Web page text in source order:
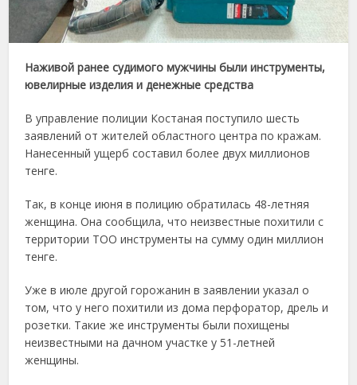
Наживой ранее судимого мужчины были инструменты,
ювелирные изделия и денежные средства
В управление полиции Костаная поступило шесть
заявлений от жителей областного центра по кражам.
Нанесенный ущерб составил более двух миллионов
тенге.
Так, в конце июня в полицию обратилась 48-летняя
женщина. Она сообщила, что неизвестные похитили с
территории ТОО инструменты на сумму один миллион
тенге.
Уже в июле другой горожанин в заявлении указал о
том, что у него похитили из дома перфоратор, дрель и
розетки. Такие же инструменты были похищены
неизвестными на дачном участке у 51-летней
женщины.